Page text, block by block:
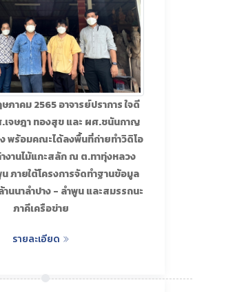
ภาคม 2565 อาจารย์ปราการ ใจดี
จษฎา ทองสุข และ ผศ.ชนันกาญ
พร้อมคณะได้ลงพื้นที่ถ่ายทำวิดิโอ
านไม้แกะสลัก ณ ต.ทาทุ่งหลวง
ภายใต้โครงการจัดทำฐานข้อมูล
นนาลำปาง - ลำพูน และสมรรถนะ
ภาคีเครือข่าย
รายละเอียด